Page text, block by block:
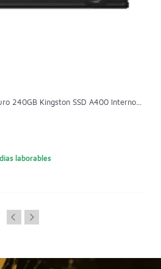
240GB Kingston SSD A400 Interno...
laborables